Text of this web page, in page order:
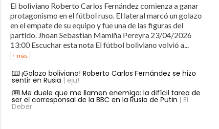
El boliviano Roberto Carlos Fernández comienza a ganar
protagonismo en el fútbol ruso. El lateral marcó un golazo
en el empate de su equipo y fue una de las figuras del
partido. Jhoan Sebastian Mamiña Pereyra 23/04/2026
13:00 Escuchar esta nota El fútbol boliviano volvió a...
+ más
¡Golazo boliviano! Roberto Carlos Fernández se hizo
sentir en Rusia | eju!
Me duele que me llamen enemigo: la difícil tarea de
ser el corresponsal de la BBC en la Rusia de Putin | El
Deber